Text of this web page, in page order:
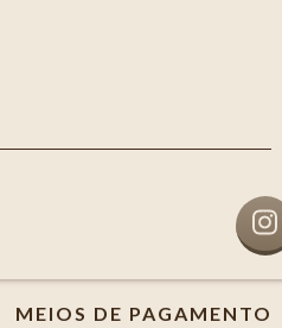
MEIOS DE PAGAMENTO